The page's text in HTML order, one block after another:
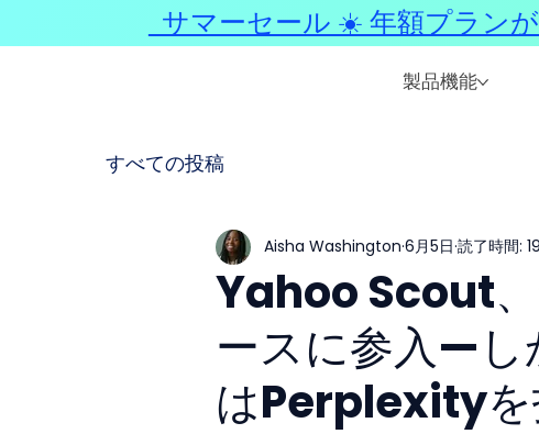
製品機能
すべての投稿
Yahoo Scout
ースに参入—し
はPerplexityを
Aisha Washington 6月5日 読了時間:
サマーセール ☀️ 年額プラン